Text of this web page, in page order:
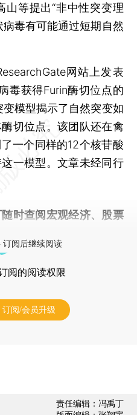
山等提出“非中性突变理
毒有可能通过短期自然
网站上发表
毒获得Furin酶切位点的
模型揭示了自然突变如
切位点。该团队还在禽
一个同样的12个核苷酸
一模型。文章未经同行
随时查阅宏观经济、股票
订阅后继续阅读
阅的阅读权限
订阅/会员升级
责任编辑：冯禹丁